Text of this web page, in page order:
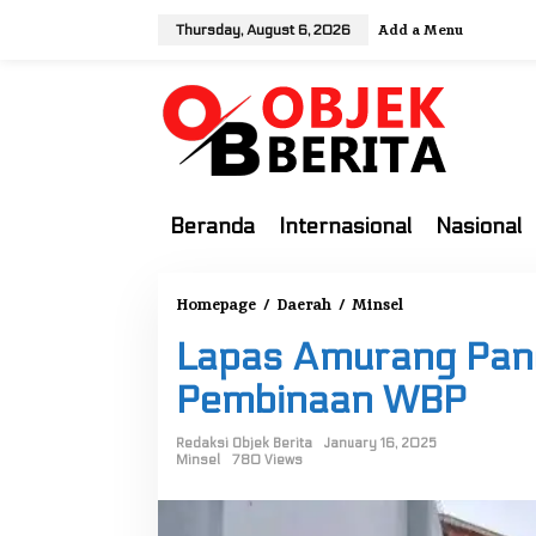
Thursday, August 6, 2026 Add a Menu
Beranda Internasional Nasional
Homepage / Daerah / Minsel
p
a
s
A
u
Lapas Amurang
Pembinaan WBP
Redaksi Objek Berita
January 16, 2025
Minsel
780 Views